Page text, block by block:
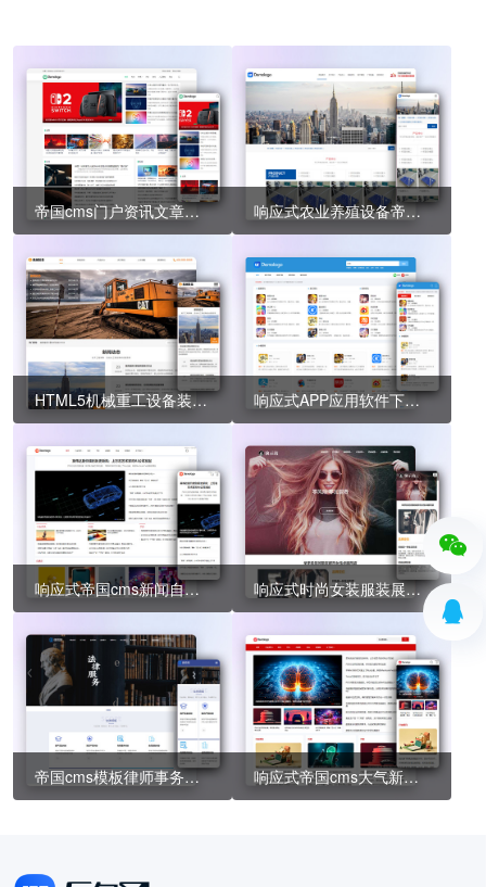
帝国cms门户资讯文章新闻模板 响应式自媒体网站源码 响应式农业养殖设备帝国cms模板 养殖设备网站源码
HTML5机械重工设备装备制造类响应式企业帝国cms模板 大型矿山重工设备网站源码 响应式APP应用软件下载站帝国cms模板 手机软件下载网站源码
响应式帝国cms新闻自媒体资讯模版 博客文章html5帝国cms模板源码 响应式时尚女装服装展示类网站帝国cms模板 女装加盟网站源码
帝国cms模板律师事务所网站模板 响应式法律咨询帝国模板 响应式帝国cms大气新闻资讯自媒体模版 html5博客文章帝国cms模板源码